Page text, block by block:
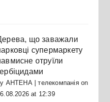
що заважали
супермаркету
отруїли
АНТЕНА | телекомпаніяon
at 12:39